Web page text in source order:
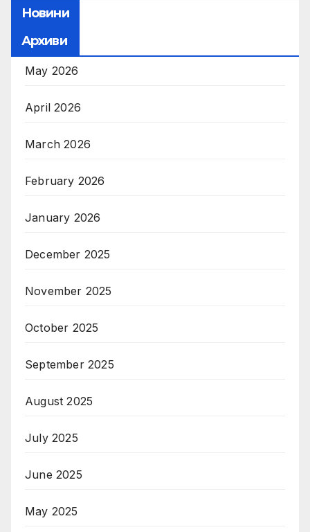
Новини
Архиви
May 2026
April 2026
March 2026
February 2026
January 2026
December 2025
November 2025
October 2025
September 2025
August 2025
July 2025
June 2025
May 2025